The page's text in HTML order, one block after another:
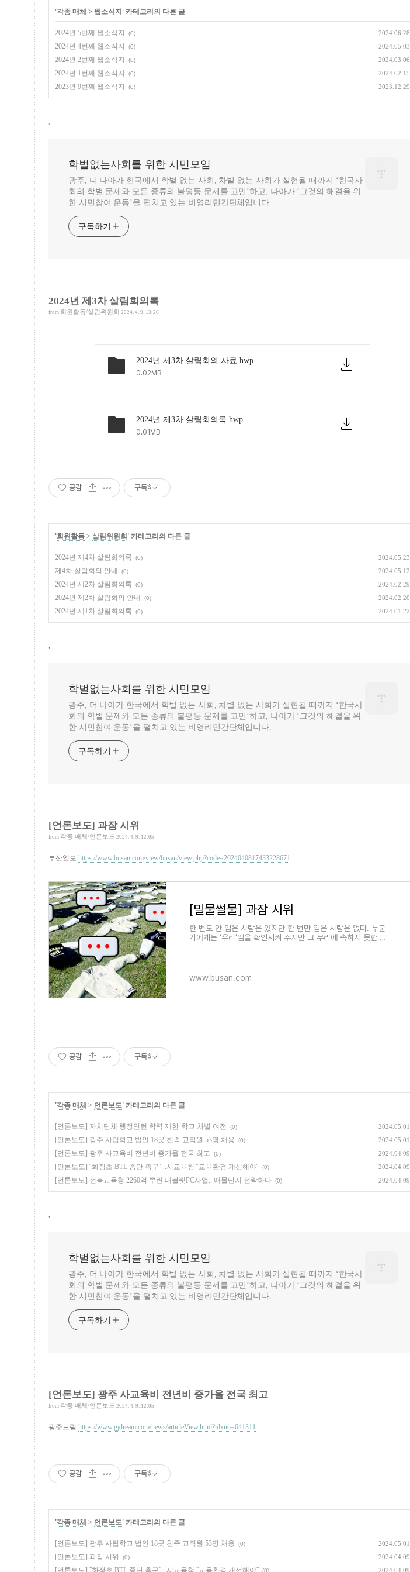
'각종 매체 > 웹소식지 ' 카테고리의 다른 글
2024년 5번째 웹소식지 (0) 2024.06.28
2024년 4번째 웹소식지 (0) 2024.05.03
2024년 2번째 웹소식지 (0) 2024.03.06
2024년 1번째 웹소식지 (0) 2024.02.15
2023년 9번째 웹소식지 (0) 2023.12.29
,
학벌없는사회를 위한 시민모임
광주, 더 나아가 한국에서 학벌 없는 사회, 차별 없는 사회가 실현될 때까지 ‘한국사
회의 학벌 문제와 모든 종류의 불평등 문제를 고민’하고, 나아가 ‘그것의 해결을 위
한 시민참여 운동’을 펼치고 있는 비영리민간단체입니다.
구독하기
2024년 제3차 살림회의록
from 회원활동/살림위원회 2024. 4. 9. 13:26
2024년 제3차 살림회의 자료.hwp
0.02MB
2024년 제3차 살림회의록.hwp
0.01MB
공감 구독하기
'회원활동 > 살림위원회 ' 카테고리의 다른 글
2024년 제4차 살림회의록 (0) 2024.05.23
제4차 살림회의 안내 (0) 2024.05.12
2024년 제2차 살림회의록 (0) 2024.02.29
2024년 제2차 살림회의 안내 (0) 2024.02.20
2024년 제1차 살림회의록 (0) 2024.01.22
,
학벌없는사회를 위한 시민모임
광주, 더 나아가 한국에서 학벌 없는 사회, 차별 없는 사회가 실현될 때까지 ‘한국사
회의 학벌 문제와 모든 종류의 불평등 문제를 고민’하고, 나아가 ‘그것의 해결을 위
한 시민참여 운동’을 펼치고 있는 비영리민간단체입니다.
구독하기
[언론보도] 과잠 시위
from 각종 매체/언론보도 2024. 4. 9. 12:05
부산일보 https://www.busan.com/view/busan/view.php?code=2024040817433228671
[밀물썰물] 과잠 시위
한 번도 안 입은 사람은 있지만 한 번만 입은 사람은 없다. 누군
가에게는 ‘우리’임을 확인시켜 주지만 그 무리에 속하지 못한 이
www.busan.com
공감 구독하기
'각종 매체 > 언론보도' 카테고리의 다른 글
[언론보도] 자치단체 행정인턴 학력 제한·학교 차별 여전 (0) 2024.05.01
[언론보도] 광주 사립학교 법인 18곳 친족 교직원 53명 채용 (0) 2024.05.01
[언론보도] 광주 사교육비 전년비 증가율 전국 최고 (0) 2024.04.09
[언론보도] ˝화정초 BTL 중단 촉구˝...시교육청 ˝교육환경 개선해야˝ (0) 2024.04.09
[언론보도] 전북교육청 2260억 뿌린 태블릿PC사업...애물단지 전락하나 (0) 2024.04.09
,
학벌없는사회를 위한 시민모임
광주, 더 나아가 한국에서 학벌 없는 사회, 차별 없는 사회가 실현될 때까지 ‘한국사
회의 학벌 문제와 모든 종류의 불평등 문제를 고민’하고, 나아가 ‘그것의 해결을 위
한 시민참여 운동’을 펼치고 있는 비영리민간단체입니다.
구독하기
[언론보도] 광주 사교육비 전년비 증가율 전국 최고
from 각종 매체/언론보도 2024. 4. 9. 12:05
광주드림 https://www.gjdream.com/news/articleView.html?idxno=641311
공감 구독하기
'각종 매체 > 언론보도' 카테고리의 다른 글
[언론보도] 광주 사립학교 법인 18곳 친족 교직원 53명 채용 (0) 2024.05.01
[언론보도] 과잠 시위 (0) 2024.04.09
[언론보도] ˝화정초 BTL 중단 촉구˝...시교육청 ˝교육환경 개선해야˝ (0) 2024.04.09